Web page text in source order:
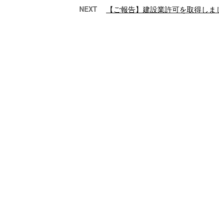
NEXT 【ご報告】建設業許可を取得しま